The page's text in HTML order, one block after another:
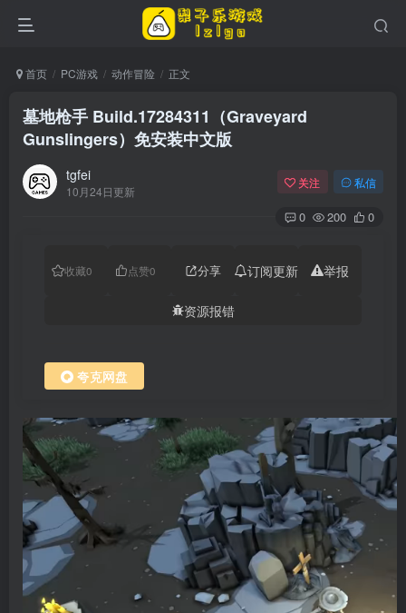
首页 PC游戏 动作冒险 正文
墓地枪手 Build.17284311（Graveyard
Gunslingers）免安装中文版
tgfei
10月24日更新
关注 私信
0 200 0
收藏0 点赞0 分享 订阅更新 举报
资源报错
夸克网盘